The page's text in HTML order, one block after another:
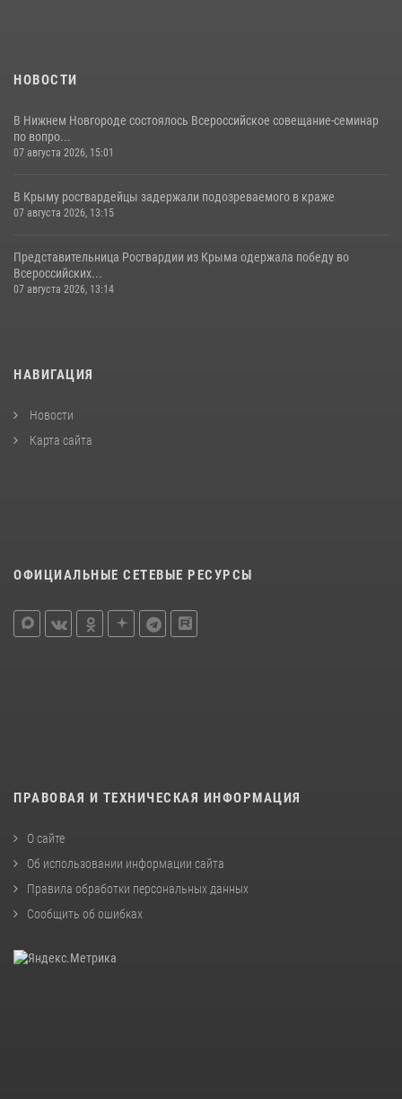
НОВОСТИ
В Нижнем Новгороде состоялось Всероссийское совещание-семинар
по вопро...
07 августа 2026, 15:01
В Крыму росгвардейцы задержали подозреваемого в краже
07 августа 2026, 13:15
Представительница Росгвардии из Крыма одержала победу во
Всероссийских...
07 августа 2026, 13:14
НАВИГАЦИЯ
Новости
Карта сайта
ОФИЦИАЛЬНЫЕ СЕТЕВЫЕ РЕСУРСЫ
ПРАВОВАЯ И ТЕХНИЧЕСКАЯ ИНФОРМАЦИЯ
О сайте
Об использовании информации сайта
Правила обработки персональных данных
Сообщить об ошибках